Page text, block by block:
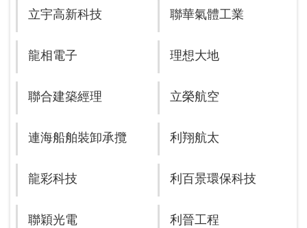
立宇高新科技 聯華氣體工業
龍相電子 理想大地
聯合建築經理 立榮航空
連海船舶裝卸承攬 利翔航太
龍彩科技 利百景環保科技
聯穎光電 利晉工程